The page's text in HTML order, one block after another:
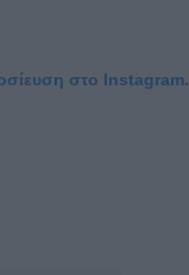
στο Instagram.